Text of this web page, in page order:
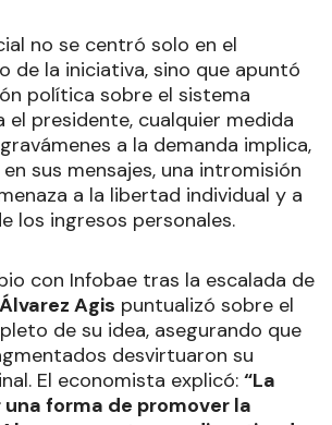
no se centró solo en el
de la iniciativa, sino que apuntó
política sobre el sistema
el presidente, cualquier medida
a la demanda implica,
sus mensajes, una intromisión
a la libertad individual y a
los ingresos personales.
con Infobae tras la escalada de
Álvarez Agis puntualizó sobre el
de su idea, asegurando que
desvirtuaron su
El economista explicó: “La
forma de promover la